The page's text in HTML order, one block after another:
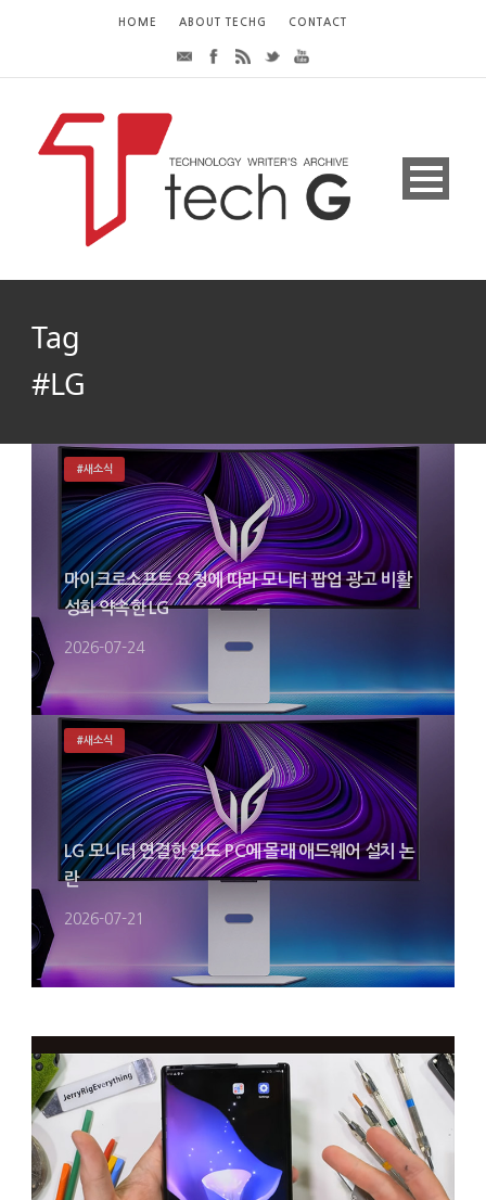
HOME ABOUT TECHG CONTACT
Tag
#LG
마이크로소프트 요청에 따라 모니터 팝업 광고 비활
성화 약속한 LG
2026-07-24
#새소식
LG 모니터 연결한 윈도 PC에 몰래 애드웨어 설치 논
란
2026-07-21
#새소식